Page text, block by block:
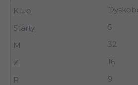
5
32
16
9